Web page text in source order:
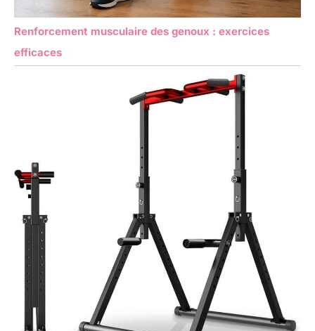
Renforcement musculaire des genoux : exercices
efficaces